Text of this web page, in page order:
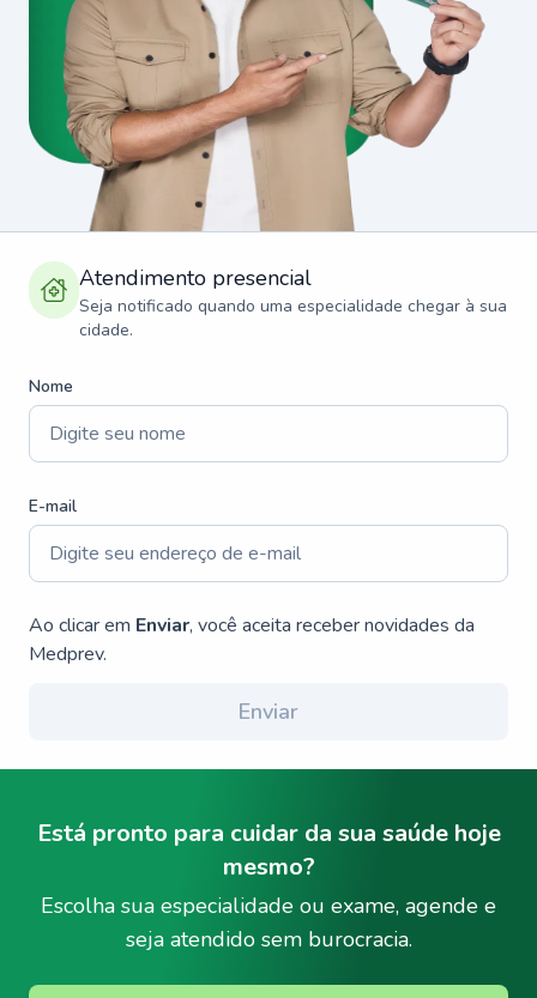
Atendimento presencial
Seja notificado quando uma especialidade chegar à sua
cidade.
Nome
E-mail
Ao clicar em Enviar, você aceita receber novidades da
Medprev.
Enviar
Está pronto para cuidar da sua saúde hoje
mesmo?
Escolha sua especialidade ou exame, agende e
seja atendido sem burocracia.